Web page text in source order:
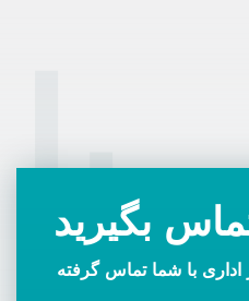
بگیرید
با شما تماس گرفته